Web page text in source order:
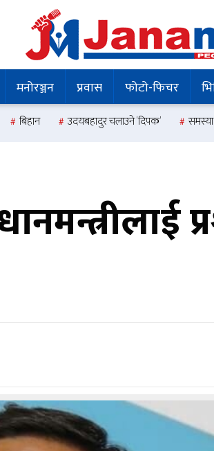
मनोरञ्जन प्रवास फोटो-फिचर
बिहान उदयबहादुर चलाउने ‘दिपक’ समस्या